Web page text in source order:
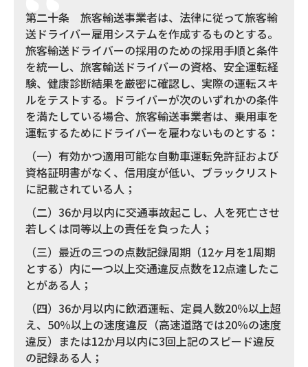
第二十条 旅客輸送事業者は、法律に従って旅客輸
送ドライバー雇用システムを作成するものとする。
旅客輸送ドライバーの採用のための採用手順と条件
を統一し、旅客輸送ドライバーの資格、安全運転経
験、健康診断結果を厳密に確認し、実際の運転スキ
ルをテストする。ドライバーが次のいずれかの条件
を満たしている場合、旅客輸送事業者は、乗用車を
運転するためにドライバーを雇わないものとする：
（一）有効かつ適用可能な自動車運転免許証および
資格証明書がなく、信用度が低い、ブラックリスト
に記載されている人；
（二）36か月以内に交通事故起こし、人を死亡させ
若しくは同等以上の責任を負った人；
（三）最近の三つの点数記録周期（12ヶ月を1周期
とする）内に一つ以上交通違反点数を12点達したこ
とがある人；
（四）36か月以内に飲酒運転、定員人数20％以上超
え、50％以上の速度違反（高速道路では20％の速度
違反）または12か月以内に3回上記のスピード違反
の記録ある人；